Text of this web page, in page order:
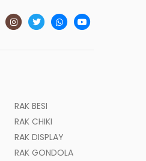
RAK BESI
RAK CHIKI
RAK DISPLAY
RAK GONDOLA